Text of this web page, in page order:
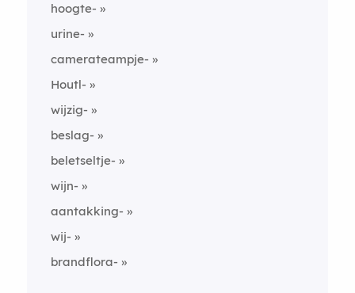
hoogte-
urine-
camerateampje-
Houtl-
wijzig-
beslag-
beletseltje-
wijn-
aantakking-
wij-
brandflora-